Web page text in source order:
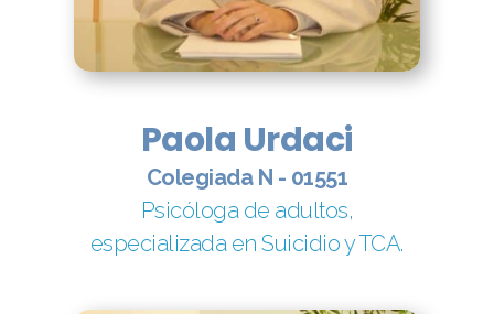
Paola Urdaci
Colegiada N - 01551
Psicóloga de adultos,
especializada en Suicidio y TCA.